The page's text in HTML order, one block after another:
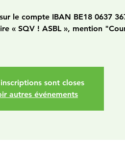
le compte IBAN BE18 0637
« SQV ! ASBL », mention
inscriptions sont closes
autres événements